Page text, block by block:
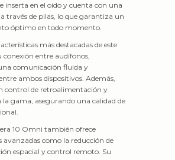
inserta en el oído y cuenta con una
través de pilas, lo que garantiza un
óptimo en todo momento.
más destacadas de este
conexión entre audífonos,
comunicación fluida y
ambos dispositivos. Además,
control de retroalimentación y
la gama, asegurando una calidad de
10 Omni también ofrece
avanzadas como la reducción de
espacial y control remoto. Su